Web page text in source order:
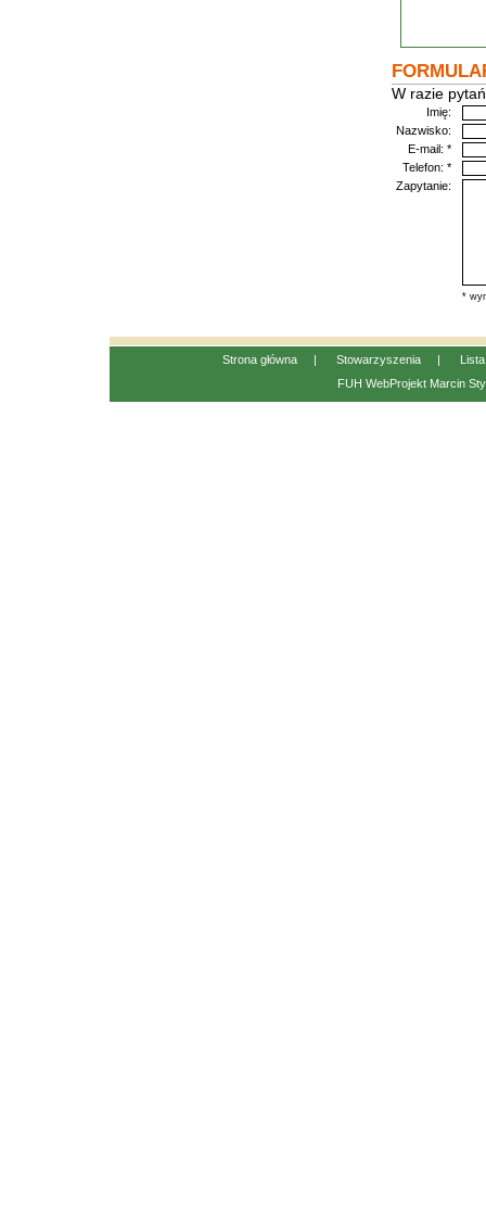
W razie
Imię:
Nazwisko:
E-mail: *
Telefon: *
Zapytanie:
*
Strona główna | Stowarzyszenia |
FUH WebProjektMarcin